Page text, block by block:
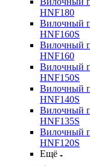
HNF180
Вилочный
HNF160S
Вилочный
HNF160
Вилочный
HNF150S
Вилочный
HNF140S
Вилочный
HNF135S
Вилочный
HNF120S
Ещё